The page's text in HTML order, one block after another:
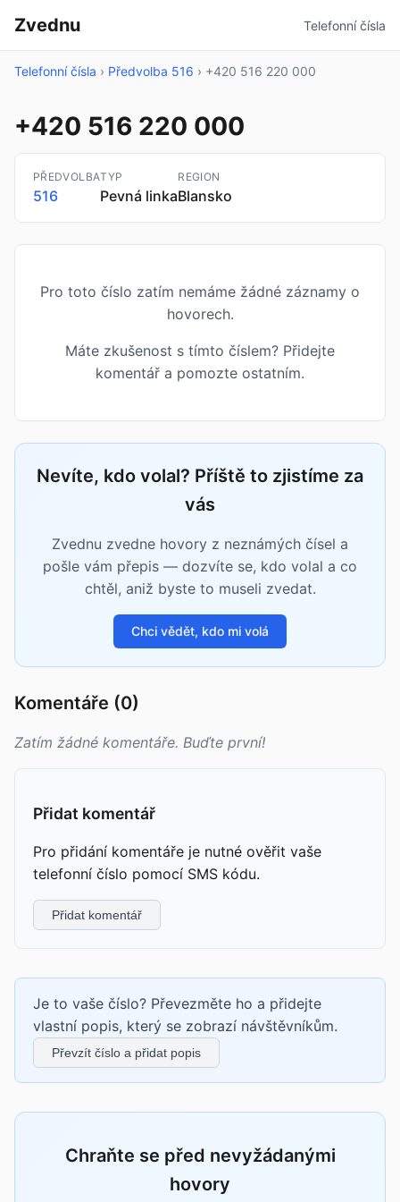
Zvednu Telefonní čísla
Telefonní čísla › Předvolba 516 › +420 516 220 000
+420 516 220 000
PŘEDVOLBA
516
TYP
Pevná linka
REGION
Blansko
Pro toto číslo zatím nemáme žádné záznamy o
hovorech.
Máte zkušenost s tímto číslem? Přidejte
komentář a pomozte ostatním.
Nevíte, kdo volal? Příště to zjistíme za
vás
Zvednu zvedne hovory z neznámých čísel a
pošle vám přepis — dozvíte se, kdo volal a co
chtěl, aniž byste to museli zvedat.
Chci vědět, kdo mi volá
Komentáře (0)
Zatím žádné komentáře. Buďte první!
Přidat komentář
Pro přidání komentáře je nutné ověřit vaše
telefonní číslo pomocí SMS kódu.
Přidat komentář
Je to vaše číslo? Převezměte ho a přidejte
vlastní popis, který se zobrazí návštěvníkům.
Převzít číslo a přidat popis
Chraňte se před nevyžádanými
hovory